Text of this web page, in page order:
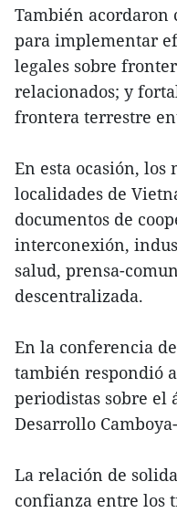
También acordaron
para implementar
legales sobre
relacionados; y
frontera terrestre
En esta ocasión, los
localidades de
documentos de
interconexión,
salud, prensa-
descentralizada.
En la conferencia
también respondió
periodistas sobre el
Desarrollo
La relación de
confianza entre los